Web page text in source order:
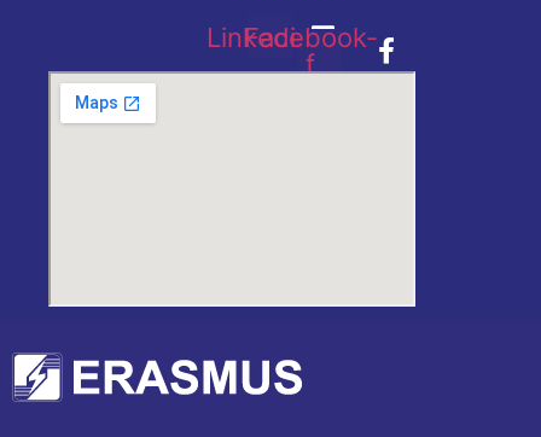
Linkedin
Facebook-
f